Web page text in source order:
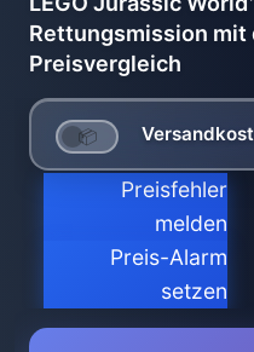
Rettungsmission mit
Preisvergleich
Preisfehler
melden
Preis-Alarm
setzen